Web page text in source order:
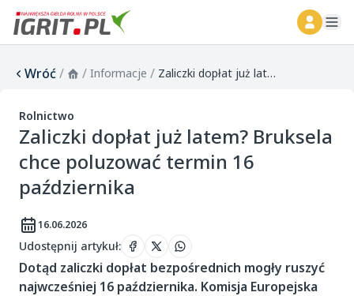
Wróć/ / Informacje / Zaliczki dopłat już latem? Bruksela chce poluzować termin 16 października
Rolnictwo
Zaliczki dopłat już latem? Bruksela
chce poluzować termin 16
października
16.06.2026
Udostępnij artykuł:
Dotąd zaliczki dopłat bezpośrednich mogły ruszyć
najwcześniej 16 października. Komisja Europejska